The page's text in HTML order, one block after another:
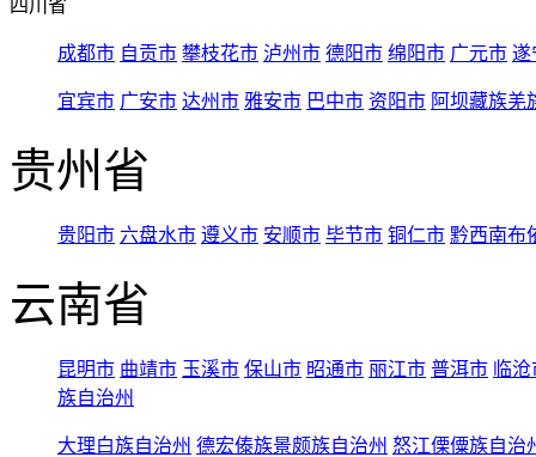
四川省
成都市 自贡市 攀枝花市 泸州市 德阳市 绵阳市 广元市 遂
宜宾市 广安市 达州市 雅安市 巴中市 资阳市 阿坝藏族羌
贵州省
贵阳市 六盘水市 遵义市 安顺市 毕节市 铜仁市 黔西南布
云南省
昆明市 曲靖市 玉溪市 保山市 昭通市 丽江市 普洱市 临
族自治州
大理白族自治州 德宏傣族景颇族自治州 怒江傈僳族自治